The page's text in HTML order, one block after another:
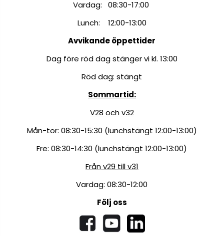
Vardag: 08:30-17:00
Lunch: 12:00-13:00
Avvikande öppettider
Dag före röd dag stänger vi kl. 13:00
Röd dag: stängt
Sommartid:
V28 och v32
Mån-tor: 08:30-15:30 (lunchstängt 12:00-13:00)
Fre: 08:30-14:30 (lunchstängt 12:00-13:00)
Från v29 till v31
Vardag: 08:30-12:00
Följ oss